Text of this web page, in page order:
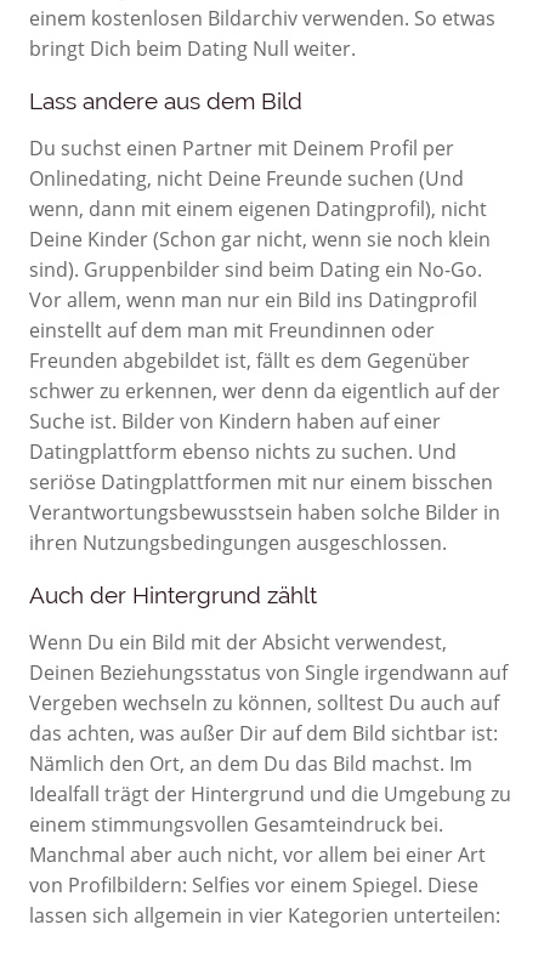
einem kostenlosen Bildarchiv verwenden. So etwas
bringt Dich beim Dating Null weiter.
Lass andere aus dem Bild
Du suchst einen Partner mit Deinem Profil per
Onlinedating, nicht Deine Freunde suchen (Und
wenn, dann mit einem eigenen Datingprofil), nicht
Deine Kinder (Schon gar nicht, wenn sie noch klein
sind). Gruppenbilder sind beim Dating ein No-Go.
Vor allem, wenn man nur ein Bild ins Datingprofil
einstellt auf dem man mit Freundinnen oder
Freunden abgebildet ist, fällt es dem Gegenüber
schwer zu erkennen, wer denn da eigentlich auf der
Suche ist. Bilder von Kindern haben auf einer
Datingplattform ebenso nichts zu suchen. Und
seriöse Datingplattformen mit nur einem bisschen
Verantwortungsbewusstsein haben solche Bilder in
ihren Nutzungsbedingungen ausgeschlossen.
Auch der Hintergrund zählt
Wenn Du ein Bild mit der Absicht verwendest,
Deinen Beziehungsstatus von Single irgendwann auf
Vergeben wechseln zu können, solltest Du auch auf
das achten, was außer Dir auf dem Bild sichtbar ist:
Nämlich den Ort, an dem Du das Bild machst. Im
Idealfall trägt der Hintergrund und die Umgebung zu
einem stimmungsvollen Gesamteindruck bei.
Manchmal aber auch nicht, vor allem bei einer Art
von Profilbildern: Selfies vor einem Spiegel. Diese
lassen sich allgemein in vier Kategorien unterteilen: